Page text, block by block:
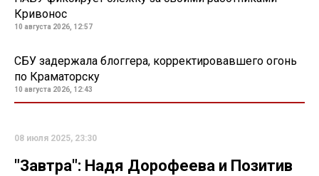
Кривонос
10 августа 2026, 12:57
СБУ задержала блоггера, корректировавшего огонь
по Краматорску
10 августа 2026, 12:43
08 июля 2025, 23:30
"Завтра": Надя Дорофеева и Позитив